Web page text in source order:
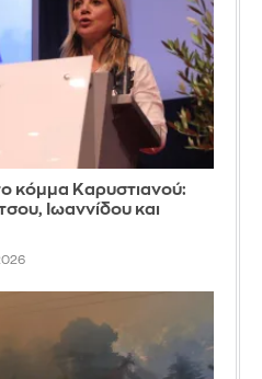
κόμμα Καρυστιανού:
Ιωαννίδου και